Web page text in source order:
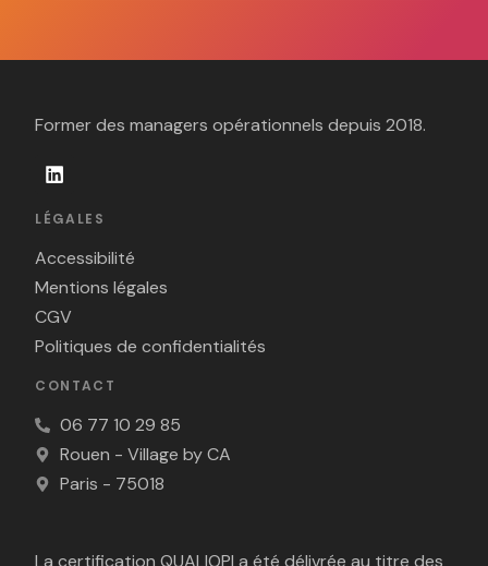
Former des managers opérationnels depuis 2018.
LÉGALES
Accessibilité
Mentions légales
CGV
Politiques de confidentialités
CONTACT
06 77 10 29 85
Rouen - Village by CA
Paris - 75018
La certification QUALIOPI a été délivrée au titre des